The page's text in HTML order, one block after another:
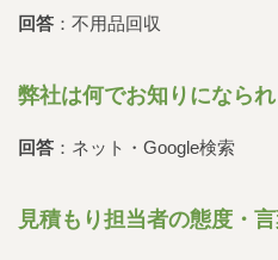
回答 ：不用品回収
弊社は何でお知りになら
回答 ：ネット・Google検索
見積もり担当者の態度・